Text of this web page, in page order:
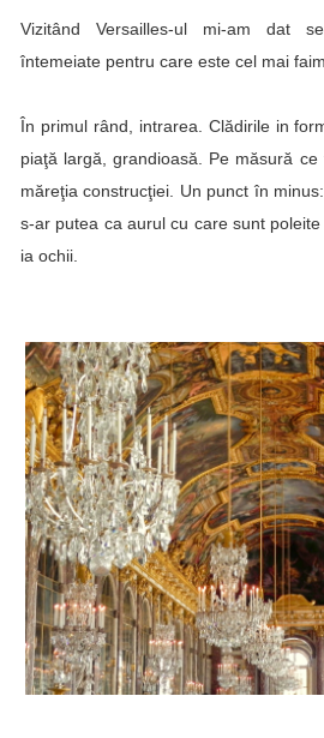
Vizitând Versailles-ul mi-am dat
întemeiate pentru care este cel mai
În primul rând, intrarea. Clădirile in
piaţă largă, grandioasă. Pe măsură
măreţia construcţiei. Un punct în
s-ar putea ca aurul cu care sunt
ia ochii.